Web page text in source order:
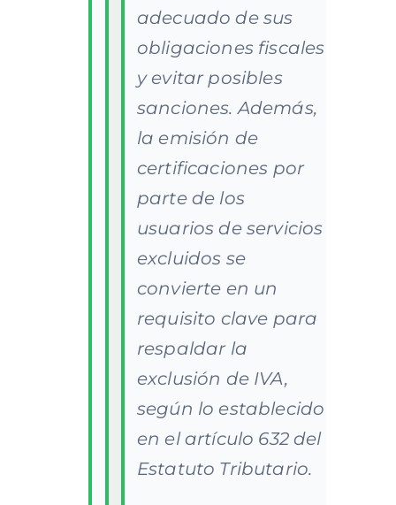
adecuado de sus
obligaciones fiscales
y evitar posibles
sanciones. Además,
la emisión de
certificaciones por
parte de los
usuarios de servicios
excluidos se
convierte en un
requisito clave para
respaldar la
exclusión de IVA,
según lo establecido
en el artículo 632 del
Estatuto Tributario.